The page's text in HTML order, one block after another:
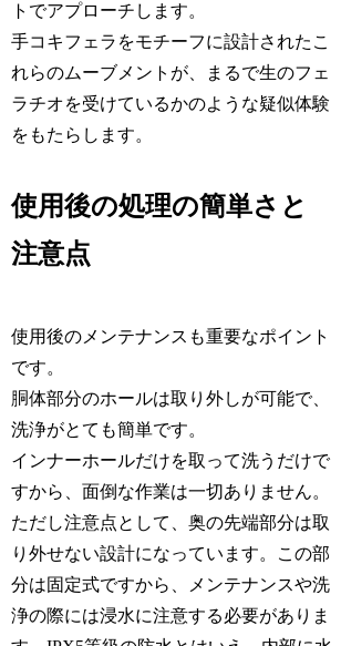
トでアプローチします。
手コキフェラをモチーフに設計されたこ
れらのムーブメントが、まるで生のフェ
ラチオを受けているかのような疑似体験
をもたらします。
使用後の処理の簡単さと
注意点
使用後のメンテナンスも重要なポイント
です。
胴体部分のホールは取り外しが可能で、
洗浄がとても簡単です。
インナーホールだけを取って洗うだけで
すから、面倒な作業は一切ありません。
ただし注意点として、奥の先端部分は取
り外せない設計になっています。この部
分は固定式ですから、メンテナンスや洗
浄の際には浸水に注意する必要がありま